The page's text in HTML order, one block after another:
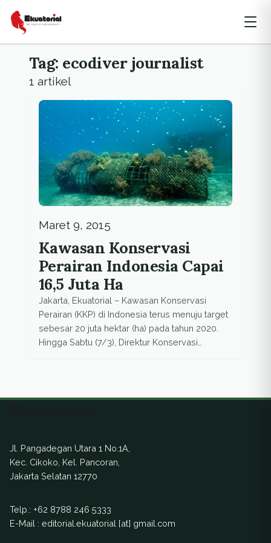
Tag: ecodiver journalist
1 artikel
Maret 9, 2015
Kawasan Konservasi
Perairan Indonesia Capai
16,5 Juta Ha
Jakarta, Ekuatorial – Kawasan Konservasi
Perairan (KKP) di Indonesia terus menuju target
sebesar 20 juta hektar (ha) pada tahun 2020.
Hingga Sabtu (7/3), Direktur Konservasi
mencapai 16,5 juta ha. “Sejak diinisiasi tahun
Jl. Pangadegan Utara 1 No.1A,
Kec. Cikoko, Kel. Pancoran,
Jakarta Selatan 12770
Telp.: +62 8788 246 5333
E-Mail : editorial.ekuatorial [at] gmail.com